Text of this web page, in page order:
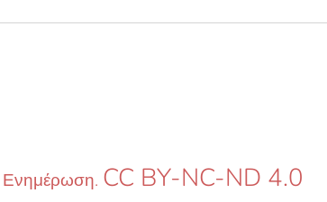
Ενημέρωση. CC BY-NC-ND 4.0